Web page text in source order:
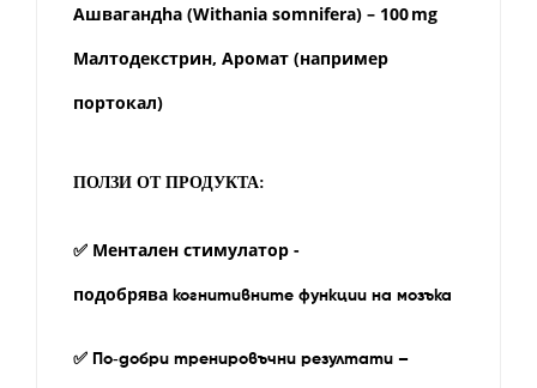
Ашвагандha (Withania somnifera) – 100 mg
Малтодекстрин, Аромат (например
портокал)
ПОЛЗИ ОТ ПРОДУКТА:
✅ Ментален стимулатор -
подобрява когнитивните функции на мозъка
✅ По‑добри тренировъчни резултати –